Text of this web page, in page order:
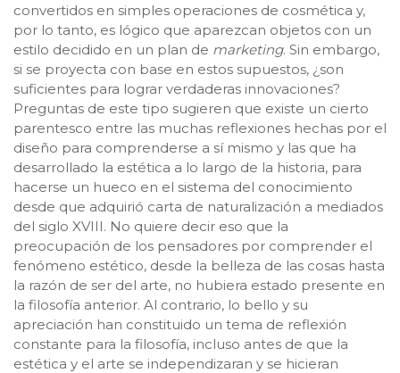
convertidos en simples operaciones de cosmética y,
por lo tanto, es lógico que aparezcan objetos con un
estilo decidido en un plan de marketing. Sin embargo,
si se proyecta con base en estos supuestos, ¿son
suficientes para lograr verdaderas innovaciones?
Preguntas de este tipo sugieren que existe un cierto
parentesco entre las muchas reflexiones hechas por el
diseño para comprenderse a sí mismo y las que ha
desarrollado la estética a lo largo de la historia, para
hacerse un hueco en el sistema del conocimiento
desde que adquirió carta de naturalización a mediados
del siglo XVIII. No quiere decir eso que la
preocupación de los pensadores por comprender el
fenómeno estético, desde la belleza de las cosas hasta
la razón de ser del arte, no hubiera estado presente en
la filosofía anterior. Al contrario, lo bello y su
apreciación han constituido un tema de reflexión
constante para la filosofía, incluso antes de que la
estética y el arte se independizaran y se hicieran